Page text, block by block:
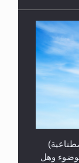
وهل